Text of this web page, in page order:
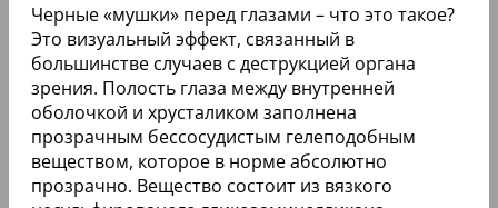
Черные «мушки» перед глазами – что это такое?
Это визуальный эффект, связанный в
большинстве случаев с деструкцией органа
зрения. Полость глаза между внутренней
оболочкой и хрусталиком заполнена
прозрачным бессосудистым гелеподобным
веществом, которое в норме абсолютно
прозрачно. Вещество состоит из вязкого